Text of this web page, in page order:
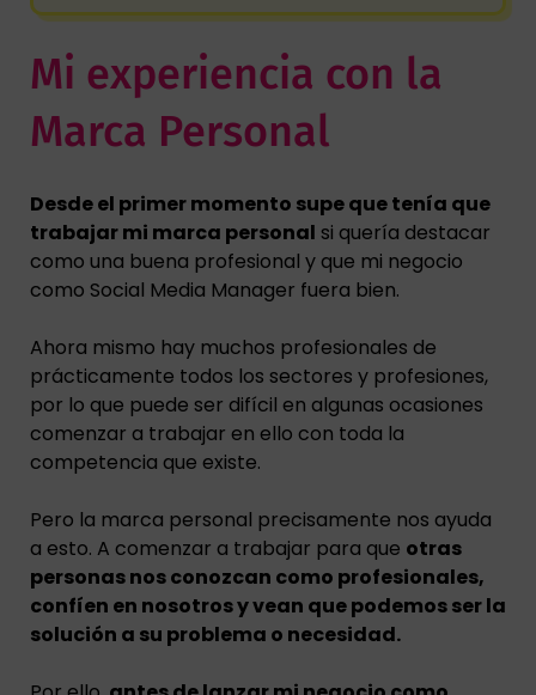
Mi experiencia con la
Marca Personal
Desde el primer momento supe que tenía que
trabajar mi marca personal si quería destacar
como una buena profesional y que mi negocio
como Social Media Manager fuera bien.
Ahora mismo hay muchos profesionales de
prácticamente todos los sectores y profesiones,
por lo que puede ser difícil en algunas ocasiones
comenzar a trabajar en ello con toda la
competencia que existe.
Pero la marca personal precisamente nos ayuda
a esto. A comenzar a trabajar para que otras
personas nos conozcan como profesionales,
confíen en nosotros y vean que podemos ser la
solución a su problema o necesidad.